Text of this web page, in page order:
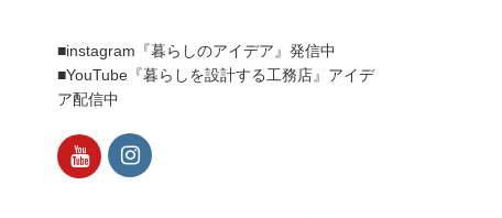
■instagram『暮らしのアイデア』発信中
■YouTube『暮らしを設計する工務店』アイデ
ア配信中